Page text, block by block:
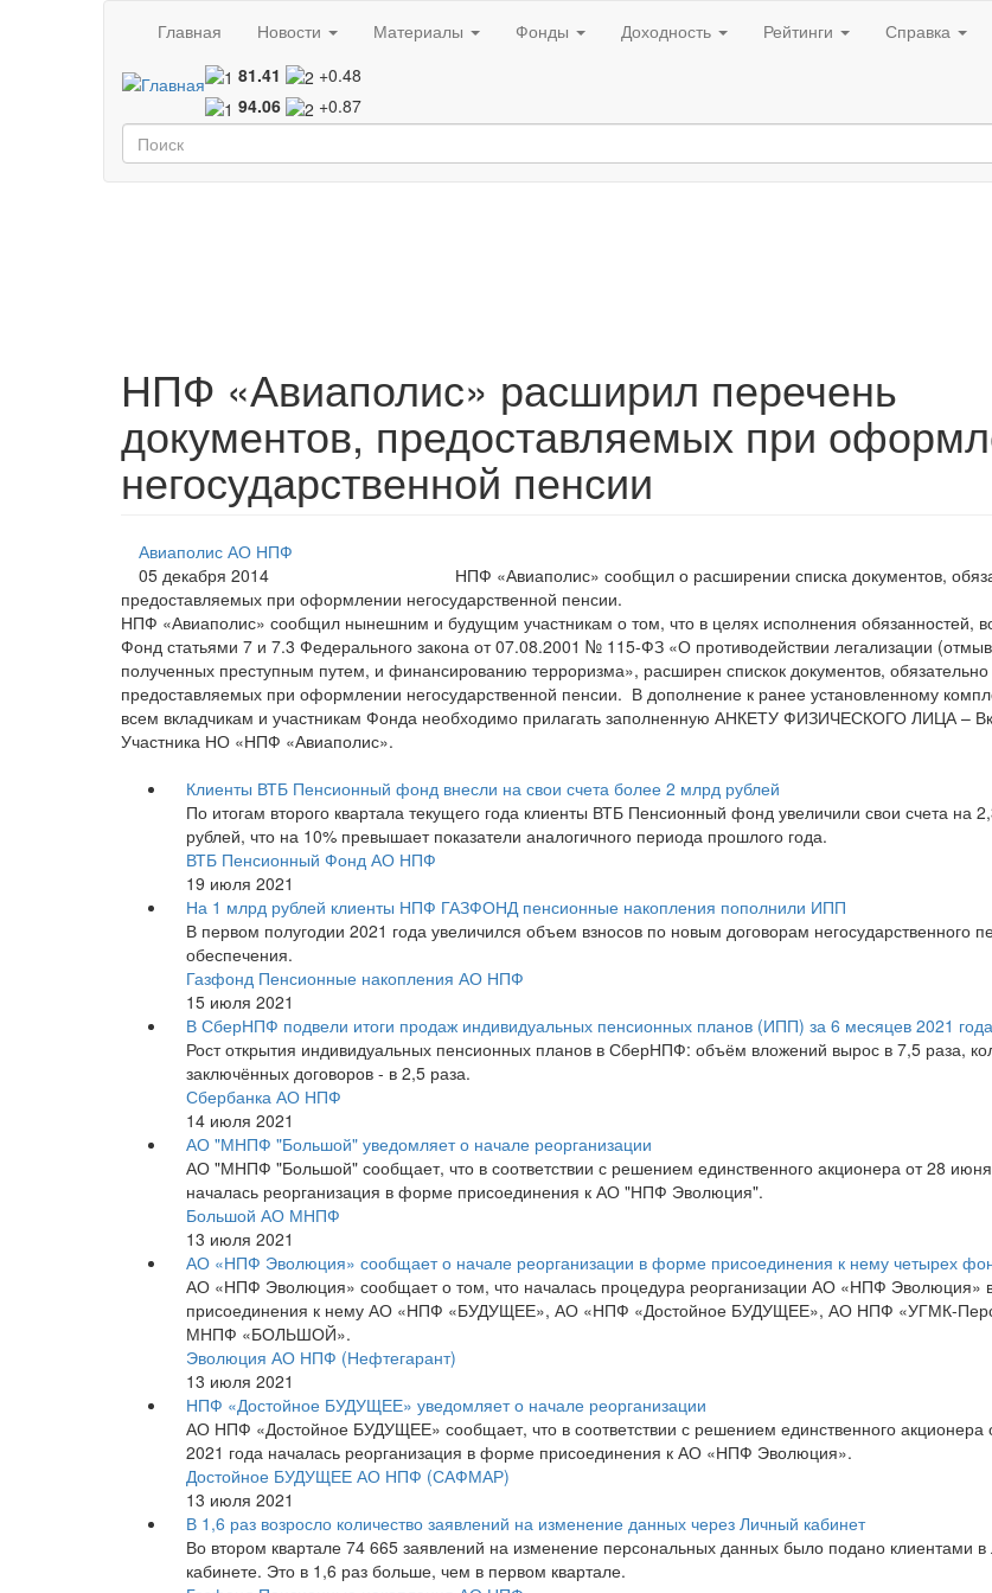
Главная
Новости Материалы Фонды Доходность Рейтинги
Справка
81.41
+0.48
94.06
+0.87
Форма поиска
Поиск
НПФ «Авиаполис» расширил перечень
документов, предоставляемых при
негосударственной пенсии
Авиаполис АО НПФ
05 декабря 2014
НПФ «Авиаполис» сообщил о расширении списка документов,
предоставляемых при оформлении негосударственной пенсии.
НПФ «Авиаполис» сообщил нынешним и будущим участникам о том, что в целях исполнения обязанностей,
Фонд статьями 7 и 7.3 Федерального закона от 07.08.2001 № 115-ФЗ «О противодействии легализации
полученных преступным путем, и финансированию терроризма», расширен спискок документов, обязательно
предоставляемых при оформлении негосударственной пенсии. В дополнение к ранее установленному
всем вкладчикам и участникам Фонда необходимо прилагать заполненную АНКЕТУ ФИЗИЧЕСКОГО ЛИЦА –
Участника НО «НПФ «Авиаполис».
Клиенты ВТБ Пенсионный фонд внесли на свои счета более 2 млрд рублей
По итогам второго квартала текущего года клиенты ВТБ Пенсионный фонд увеличили свои счета на
рублей, что на 10% превышает показатели аналогичного периода прошлого года.
ВТБ Пенсионный Фонд АО НПФ
19 июля 2021
На 1 млрд рублей клиенты НПФ ГАЗФОНД пенсионные накопления пополнили ИПП
В первом полугодии 2021 года увеличился объем взносов по новым договорам негосударственного
обеспечения.
Газфонд Пенсионные накопления АО НПФ
15 июля 2021
В СберНПФ подвели итоги продаж индивидуальных пенсионных планов (ИПП) за 6 месяцев 2021 года
Рост открытия индивидуальных пенсионных планов в СберНПФ: объём вложений вырос в 7,5 раза,
заключённых договоров - в 2,5 раза.
Сбербанка АО НПФ
14 июля 2021
АО "МНПФ "Большой" уведомляет о начале реорганизации
АО "МНПФ "Большой" сообщает, что в соответствии с решением единственного акционера от 28
началась реорганизация в форме присоединения к АО "НПФ Эволюция".
Большой АО МНПФ
13 июля 2021
АО «НПФ Эволюция» сообщает о начале реорганизации в форме присоединения к нему четырех
АО «НПФ Эволюция» сообщает о том, что началась процедура реорганизации АО «НПФ Эволюция»
присоединения к нему АО «НПФ «БУДУЩЕЕ», АО «НПФ «Достойное БУДУЩЕЕ», АО НПФ «УГМК-
МНПФ «БОЛЬШОЙ».
Эволюция АО НПФ (Нефтегарант)
13 июля 2021
НПФ «Достойное БУДУЩЕЕ» уведомляет о начале реорганизации
АО НПФ «Достойное БУДУЩЕЕ» сообщает, что в соответствии с решением единственного акционера
2021 года началась реорганизация в форме присоединения к АО «НПФ Эволюция».
Достойное БУДУЩЕЕ АО НПФ (САФМАР)
13 июля 2021
В 1,6 раз возросло количество заявлений на изменение данных через Личный кабинет
Во втором квартале 74 665 заявлений на изменение персональных данных было подано клиентами
кабинете. Это в 1,6 раз больше, чем в первом квартале.